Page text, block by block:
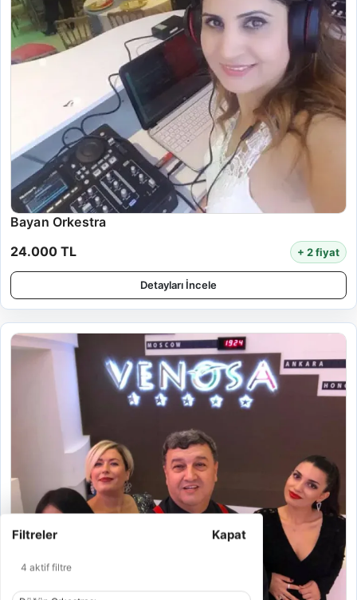
Filtreler Kapat
4 aktif filtre
Bayan Orkestra
24.000 TL
+ 2 fiyat
Detayları İncele